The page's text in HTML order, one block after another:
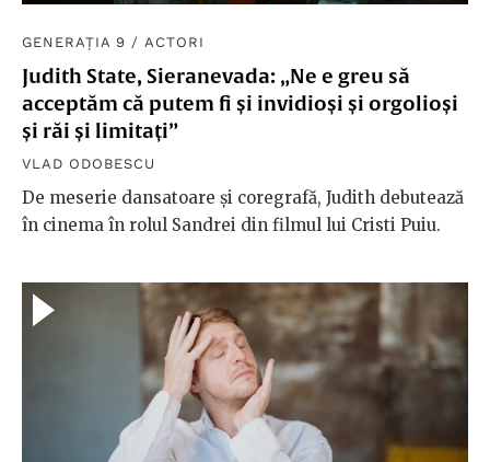
GENERAȚIA 9 / ACTORI
Judith State, Sieranevada: „Ne e greu să
acceptăm că putem fi și invidioși și orgolioși
și răi și limitați”
VLAD ODOBESCU
De meserie dansatoare și coregrafă, Judith debutează
în cinema în rolul Sandrei din filmul lui Cristi Puiu.